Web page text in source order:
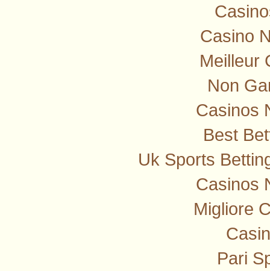
Casino
Meilleur
Non
Casinos
Best
Uk Sports
Casinos
Migliore
Pari